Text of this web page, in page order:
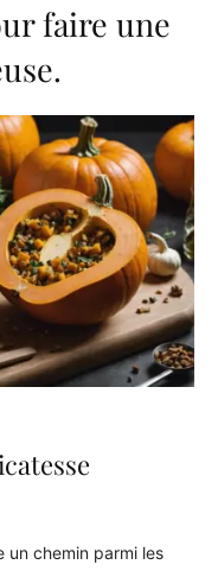
faire une
un chemin parmi les